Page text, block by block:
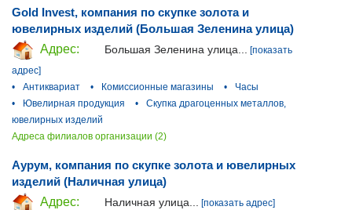
Gold Invest, компания по скупке золота и
ювелирных изделий (Большая Зеленина улица)
Адрес:
Большая Зеленина улица... [показать
адрес]
•
Антиквариат • Комиссионные магазины •
Часы
•
Ювелирная продукция •
Скупка драгоценных металлов,
ювелирных изделий
Адреса филиалов организации (2)
Аурум, компания по скупке золота и ювелирных
изделий (Наличная улица)
Адрес:
Наличная улица... [показать адрес]